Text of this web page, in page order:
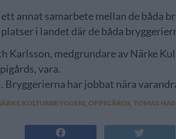
annat samarbete mellan de båda
i landet där de båda
Karlsson, medgrundare av Närke
vara.
Bryggerierna har jobbat nära
KULTURBRYGGERI ,OPPIGÅRDS ,TOMAS